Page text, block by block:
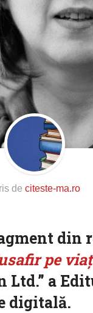
de citeste-ma.ro
din
pe
Ltd.” a
digitală.